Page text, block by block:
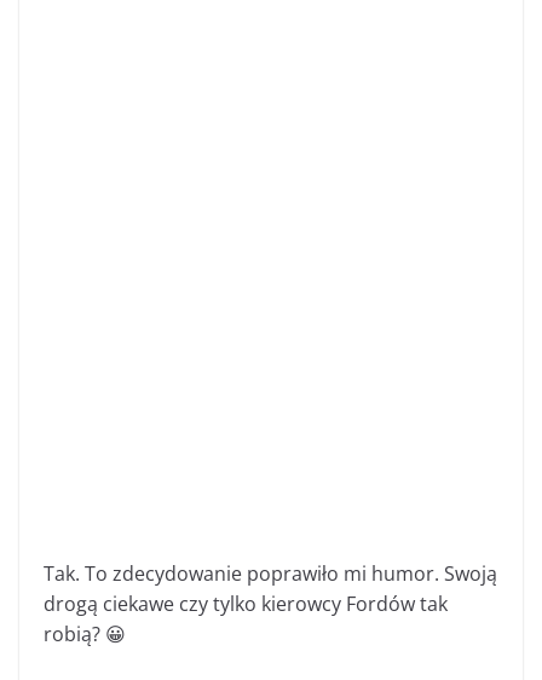
Tak. To zdecydowanie poprawiło mi humor. Swoją
drogą ciekawe czy tylko kierowcy Fordów tak
robią? 😀